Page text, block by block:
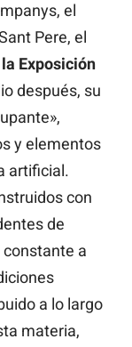
el
Pere, el
la Exposición
después, su
y elementos
artificial.
con
de
constante a
a lo largo
materia,